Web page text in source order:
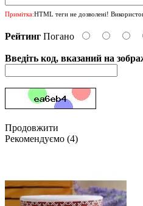
Примітка:HTML теги не дозволені!
Рейтинг Погано
Введіть код, вказаний на
Продовжити
Рекомендуємо (4)